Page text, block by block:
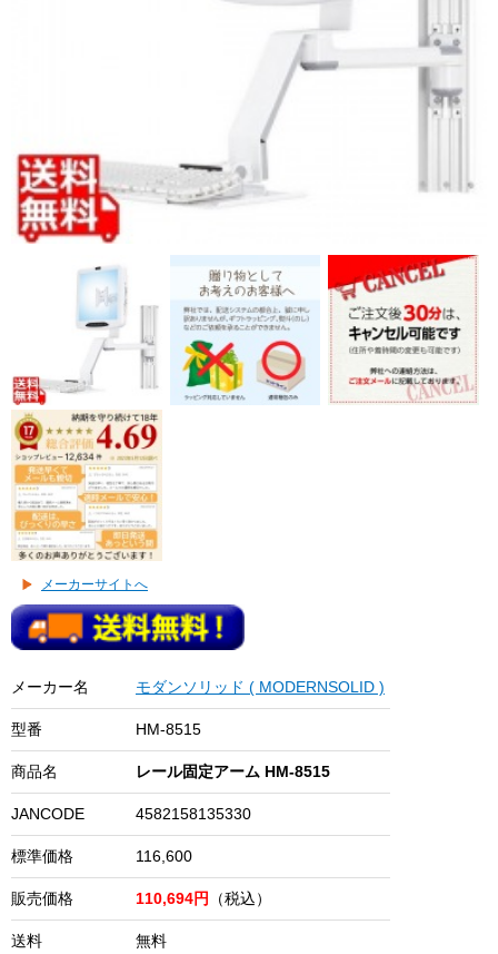
メーカーサイトへ
メーカー名 モダンソリッド ( MODERNSOLID )
型番 HM-8515
商品名 レール固定アーム HM-8515
JANCODE 4582158135330
標準価格 116,600
販売価格 110,694円 （税込）
送料 無料